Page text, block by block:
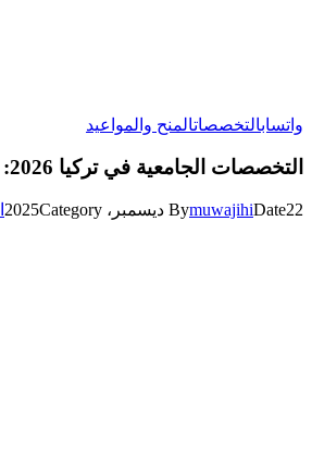
واتسابالتخصصاتالمنح والمواعيد
التخصصات الجامعية في تركيا 2026: الدليل الشامل للاختيار والمعدلات والقبول
BymuwajihiDate22 ديسمبر، 2025 Category